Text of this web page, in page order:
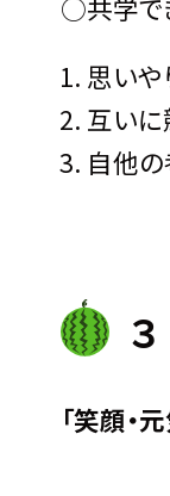
○共学で
思いや
互いに
自他の
「笑顔・